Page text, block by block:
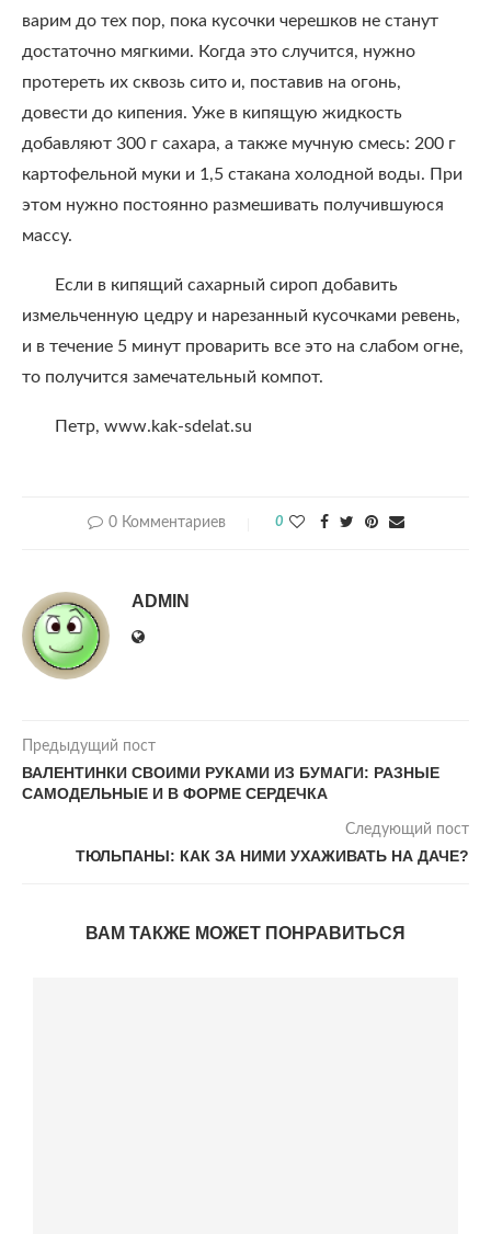
варим до тех пор, пока кусочки черешков не станут
достаточно мягкими. Когда это случится, нужно
протереть их сквозь сито и, поставив на огонь,
довести до кипения. Уже в кипящую жидкость
добавляют 300 г сахара, а также мучную смесь: 200 г
картофельной муки и 1,5 стакана холодной воды. При
этом нужно постоянно размешивать получившуюся
массу.
Если в кипящий сахарный сироп добавить
измельченную цедру и нарезанный кусочками ревень,
и в течение 5 минут проварить все это на слабом огне,
то получится замечательный компот.
Петр, www.kak-sdelat.su
0 Комментариев 0
ADMIN
Предыдущий пост
ВАЛЕНТИНКИ СВОИМИ РУКАМИ ИЗ БУМАГИ: РАЗНЫЕ
САМОДЕЛЬНЫЕ И В ФОРМЕ СЕРДЕЧКА
Следующий пост
ТЮЛЬПАНЫ: КАК ЗА НИМИ УХАЖИВАТЬ НА ДАЧЕ?
ВАМ ТАКЖЕ МОЖЕТ ПОНРАВИТЬСЯ